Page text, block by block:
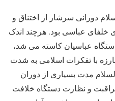
دورانی سرشار از اختناق و
خلفای عباسی بود. هرچند اندک
عباسیان کاسته می شد،
با تفکرات اسلامی به شدت
مدت بسیاری از دوران
و نظارت دستگاه خلافت